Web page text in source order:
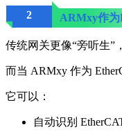
2 ARMxy作
传统网关更像“旁听生”
而当 ARMxy 作为
它可以：
自动识别